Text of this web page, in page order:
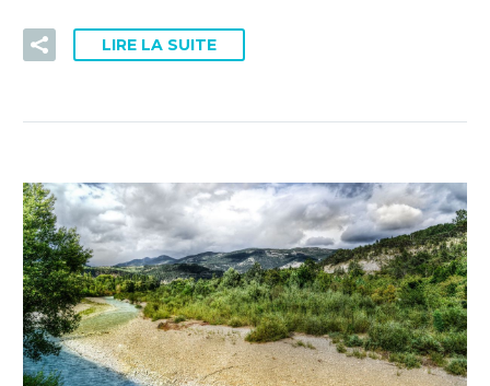
LIRE LA SUITE